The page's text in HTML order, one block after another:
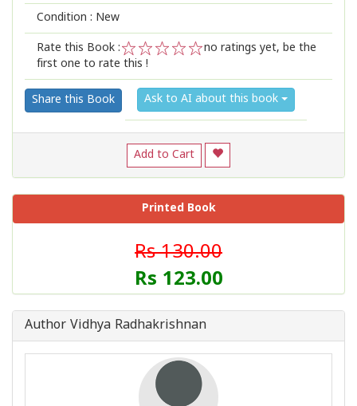
Condition : New
Rate this Book :
2
1
no ratings yet, be the
first one to rate this !
Share this Book Ask to AI about this book
Add to Cart
Printed Book
Rs 130.00
Rs 123.00
Author Vidhya Radhakrishnan